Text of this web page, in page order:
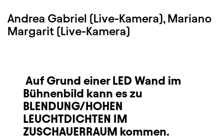
Andrea Gabriel (Live-Kamera), Mariano
Margarit (Live-Kamera)
Auf Grund einer LED Wand im
Bühnenbild kann es zu
BLENDUNG/HOHEN
LEUCHTDICHTEN IM
ZUSCHAUERRAUM kommen.